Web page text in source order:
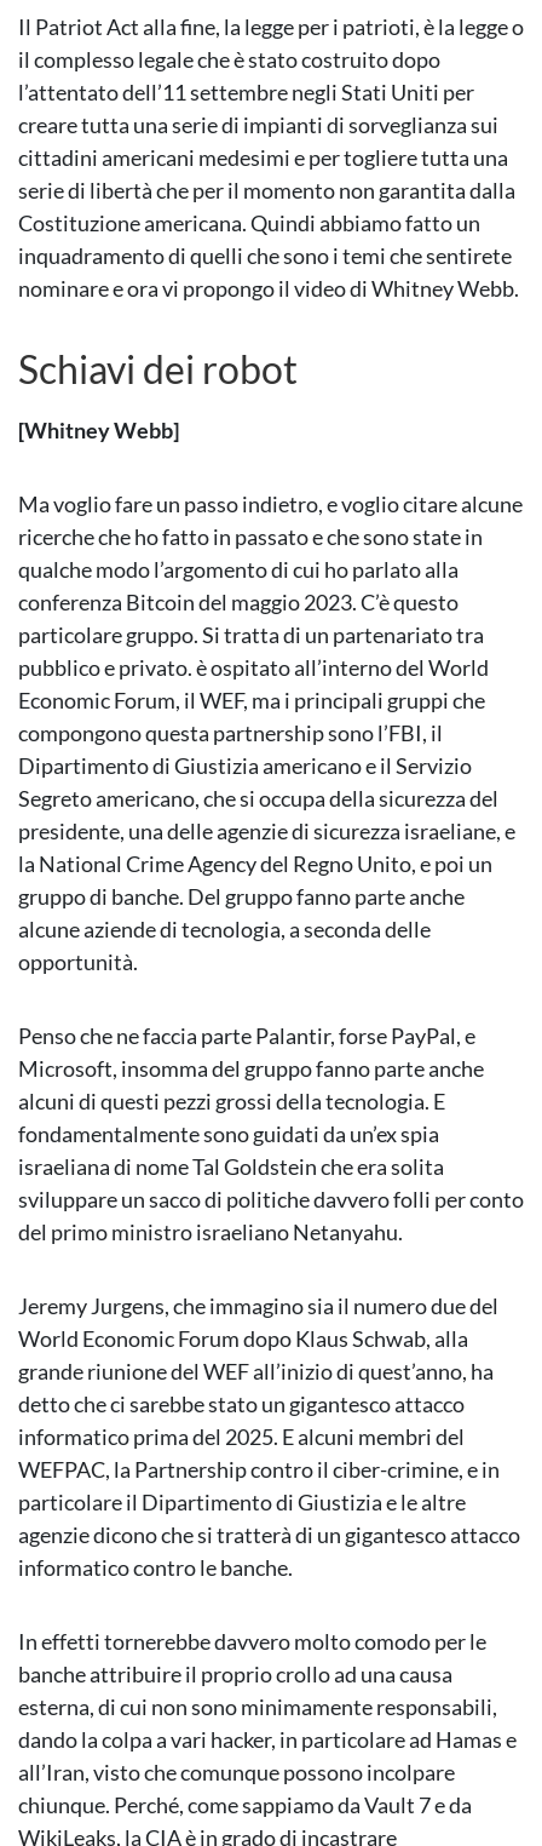
Il Patriot Act alla fine, la legge per i patrioti, è la legge o
il complesso legale che è stato costruito dopo
l’attentato dell’11 settembre negli Stati Uniti per
creare tutta una serie di impianti di sorveglianza sui
cittadini americani medesimi e per togliere tutta una
serie di libertà che per il momento non garantita dalla
Costituzione americana. Quindi abbiamo fatto un
inquadramento di quelli che sono i temi che sentirete
nominare e ora vi propongo il video di Whitney Webb.
Schiavi dei robot
[Whitney Webb]
Ma voglio fare un passo indietro, e voglio citare alcune
ricerche che ho fatto in passato e che sono state in
qualche modo l’argomento di cui ho parlato alla
conferenza Bitcoin del maggio 2023. C’è questo
particolare gruppo. Si tratta di un partenariato tra
pubblico e privato. è ospitato all’interno del World
Economic Forum, il WEF, ma i principali gruppi che
compongono questa partnership sono l’FBI, il
Dipartimento di Giustizia americano e il Servizio
Segreto americano, che si occupa della sicurezza del
presidente, una delle agenzie di sicurezza israeliane, e
la National Crime Agency del Regno Unito, e poi un
gruppo di banche. Del gruppo fanno parte anche
alcune aziende di tecnologia, a seconda delle
opportunità.
Penso che ne faccia parte Palantir, forse PayPal, e
Microsoft, insomma del gruppo fanno parte anche
alcuni di questi pezzi grossi della tecnologia. E
fondamentalmente sono guidati da un’ex spia
israeliana di nome Tal Goldstein che era solita
sviluppare un sacco di politiche davvero folli per conto
del primo ministro israeliano Netanyahu.
Jeremy Jurgens, che immagino sia il numero due del
World Economic Forum dopo Klaus Schwab, alla
grande riunione del WEF all’inizio di quest’anno, ha
detto che ci sarebbe stato un gigantesco attacco
informatico prima del 2025. E alcuni membri del
WEFPAC, la Partnership contro il ciber-crimine, e in
particolare il Dipartimento di Giustizia e le altre
agenzie dicono che si tratterà di un gigantesco attacco
informatico contro le banche.
In effetti tornerebbe davvero molto comodo per le
banche attribuire il proprio crollo ad una causa
esterna, di cui non sono minimamente responsabili,
dando la colpa a vari hacker, in particolare ad Hamas e
all’Iran, visto che comunque possono incolpare
chiunque. Perché, come sappiamo da Vault 7 e da
WikiLeaks, la CIA è in grado di incastrare